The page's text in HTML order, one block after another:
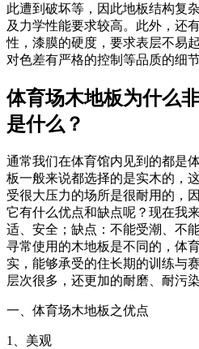
此遭到破坏等，因此地板结构复
及力学性能要求较高。此外，还
性，漆膜的硬度，要求表层不易
对色差有严格的控制等品质的细
体育场木地板为什么
是什么？
通常我们在体育馆内见到的都是
板一般来说都选择的是实木的，
受很大压力的场所是很耐用的，
它有什么优点和缺点呢？现在我
适、安全；缺点：不能受潮、不
寻常使用的木地板是不同的，体
实，能够承受的住长期的训练与
层次很多，还更加的耐磨、耐污
一、体育场木地板之优点
1、美观